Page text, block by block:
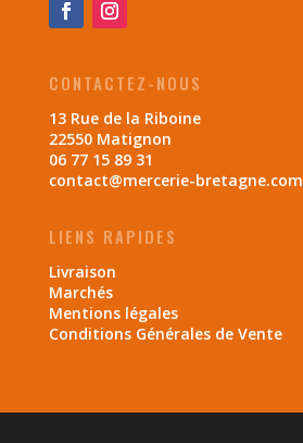
CONTACTEZ-NOUS
13 Rue de la Riboine
22550 Matignon
06 77 15 89 31
contact@mercerie-bretagne.com
LIENS RAPIDES
Livraison
Marchés
Mentions légales
Conditions Générales de Vente